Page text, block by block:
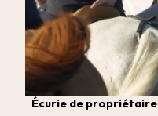
Écurie de propriétaire